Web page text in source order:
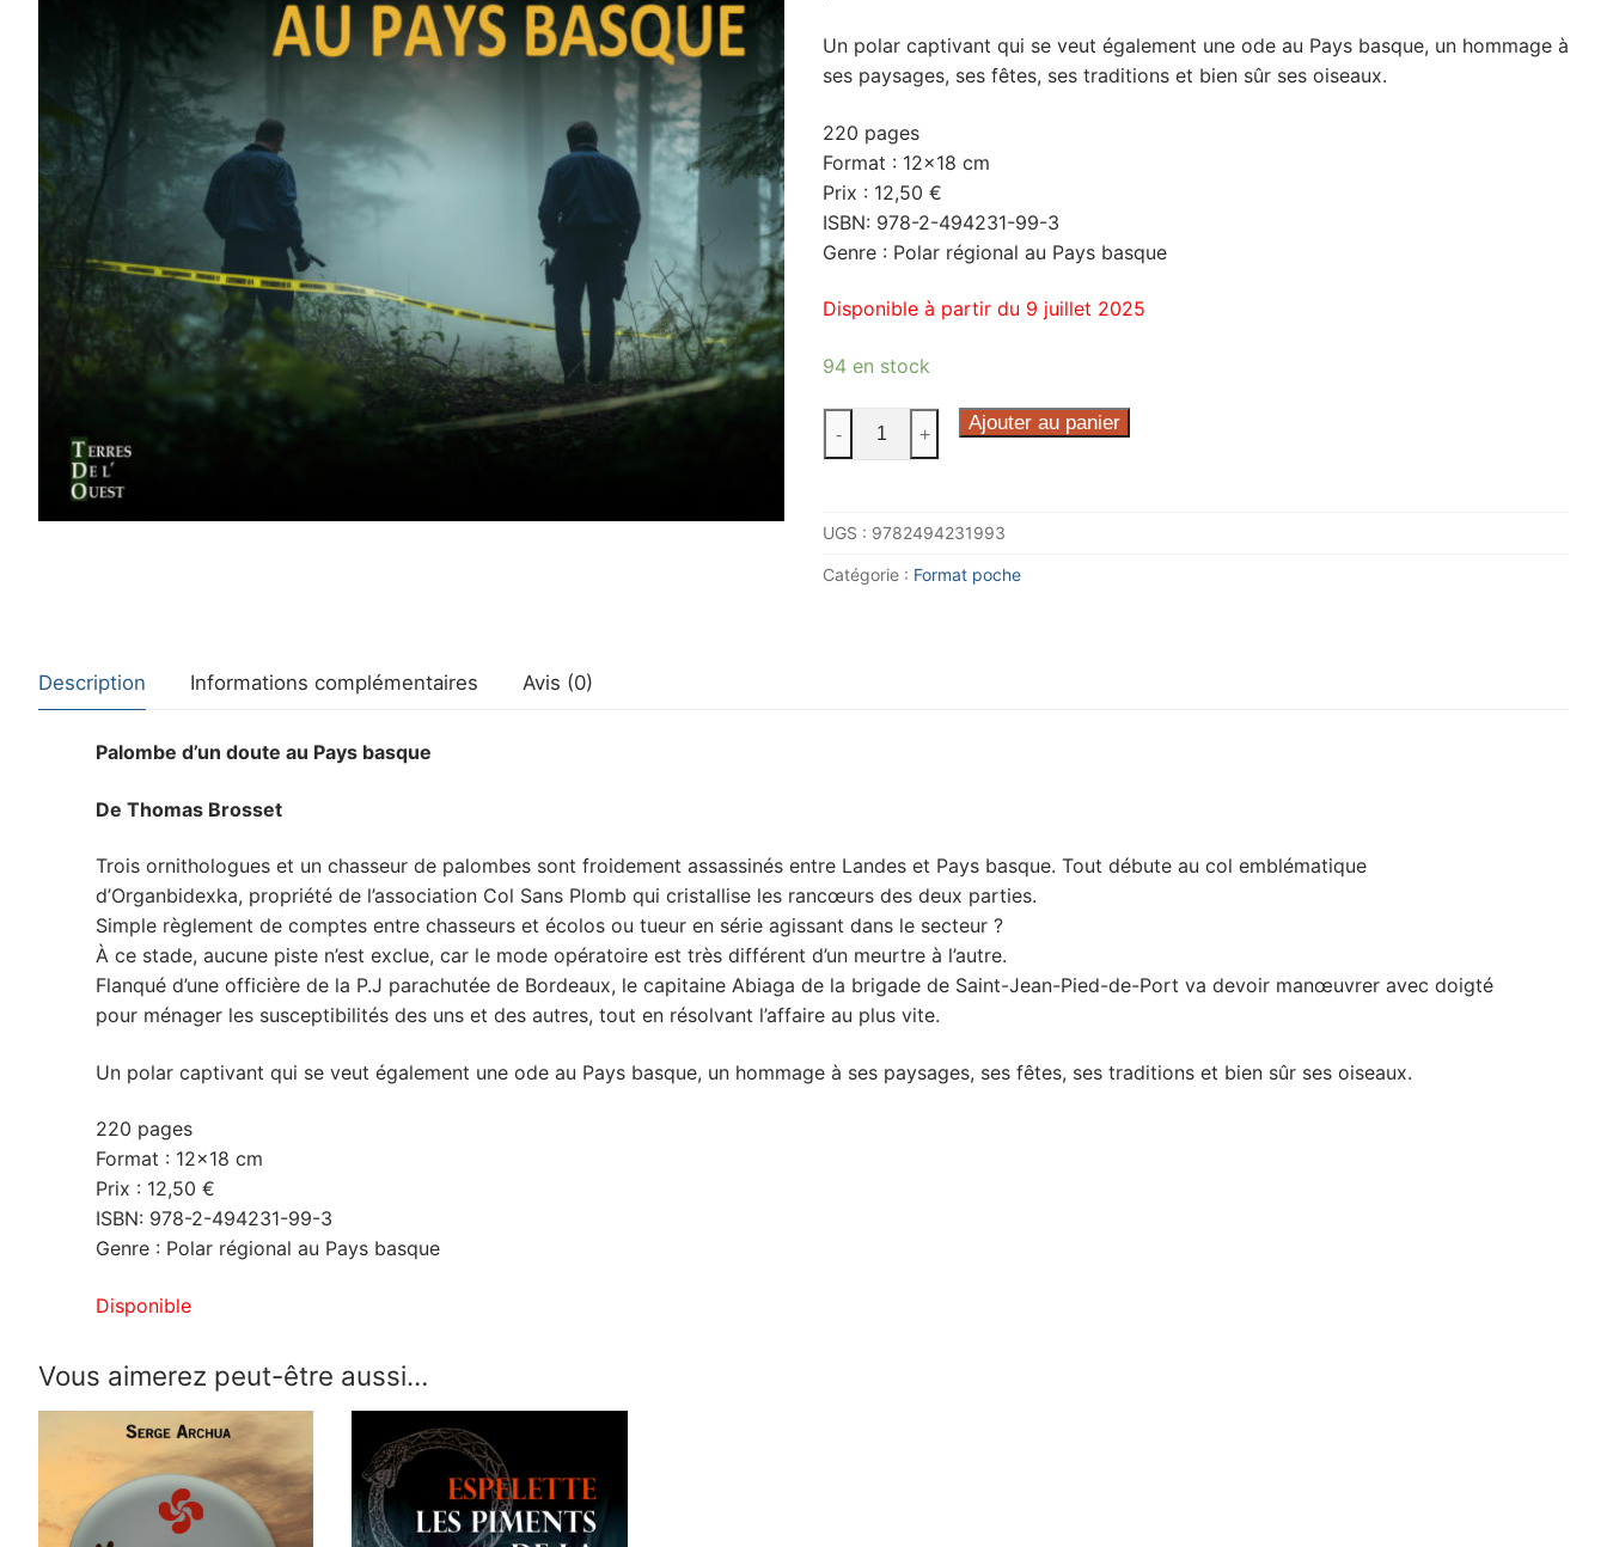
Un polar captivant qui se veut également une ode au Pays basque, un hommage à
ses paysages, ses fêtes, ses traditions et bien sûr ses oiseaux.
220 pages
Format : 12×18 cm
Prix : 12,50 €
ISBN: 978-2-494231-99-3
Genre : Polar régional au Pays basque
Disponible à partir du 9 juillet 2025
94 en stock
quantité
de
doute
au
- + Ajouter au panier
UGS : 9782494231993
Catégorie : Format poche
Description Informations complémentaires Avis (0)
Palombe d’un doute au Pays basque
De Thomas Brosset
Trois ornithologues et un chasseur de palombes sont froidement assassinés entre Landes et Pays basque. Tout débute au col emblématique
d’Organbidexka, propriété de l’association Col Sans Plomb qui cristallise les rancœurs des deux parties.
Simple règlement de comptes entre chasseurs et écolos ou tueur en série agissant dans le secteur ?
À ce stade, aucune piste n’est exclue, car le mode opératoire est très différent d’un meurtre à l’autre.
Flanqué d’une officière de la P.J parachutée de Bordeaux, le capitaine Abiaga de la brigade de Saint-Jean-Pied-de-Port va devoir manœuvrer avec doigté
pour ménager les susceptibilités des uns et des autres, tout en résolvant l’affaire au plus vite.
Un polar captivant qui se veut également une ode au Pays basque, un hommage à ses paysages, ses fêtes, ses traditions et bien sûr ses oiseaux.
220 pages
Format : 12×18 cm
Prix : 12,50 €
ISBN: 978-2-494231-99-3
Genre : Polar régional au Pays basque
Disponible
Vous aimerez peut-être aussi…